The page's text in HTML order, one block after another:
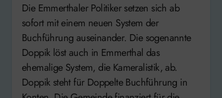
Die Emmerthaler Politiker setzen sich ab
sofort mit einem neuen System der
Buchführung auseinander. Die sogenannte
Doppik löst auch in Emmerthal das
ehemalige System, die Kameralistik, ab.
Doppik steht für Doppelte Buchführung in